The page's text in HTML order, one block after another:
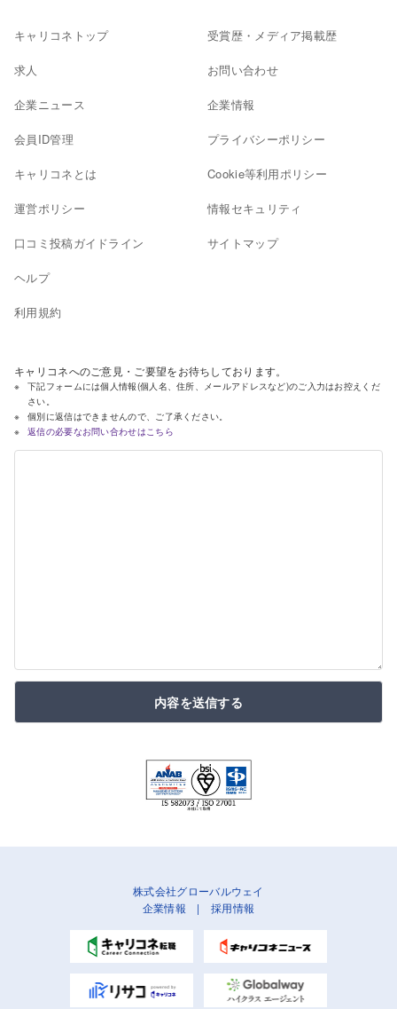
キャリコネトップ
求人
企業ニュース
会員ID管理
キャリコネとは
運営ポリシー
口コミ投稿ガイドライン
ヘルプ
利用規約
受賞歴・メディア掲載歴
お問い合わせ
企業情報
プライバシーポリシー
Cookie等利用ポリシー
情報セキュリティ
サイトマップ
キャリコネへのご意見・ご要望をお待ちしております。
下記フォームには個人情報(個人名、住所、メールアドレスなど)のご入力はお控えくだ
さい。
個別に返信はできませんので、ご了承ください。
返信の必要なお問い合わせはこちら
内容を送信する
株式会社グローバルウェイ
企業情報 | 採用情報